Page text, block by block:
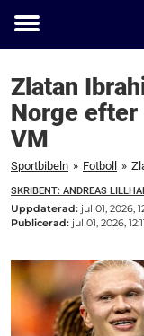
Toggle
Zlatan
Norge
VM
Sportbibeln » Fotboll »
SKRIBENT: ANDREAS
Uppdaterad: jul 01, 2026,
Publicerad: jul 01, 2026,